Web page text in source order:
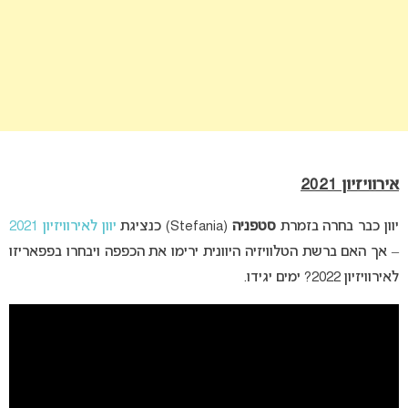
אירוויזיון 2021
יוון כבר בחרה בזמרתסטפניה (Stefania) כנציגת
יוון לאירוויזיון 2021
– אך האם ברשת הטלוויזיה היוונית ירימו את הכפפה ויבחרו בפפאריזו
לאירוויזיון 2022? ימים יגידו.